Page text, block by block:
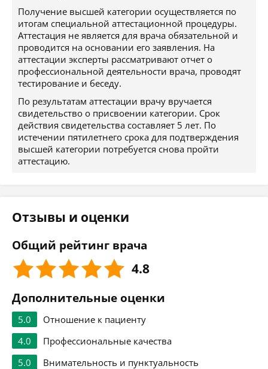
Получение высшей категории осуществляется по
итогам специальной аттестационной процедуры.
Аттестация не является для врача обязательной и
проводится на основании его заявления. На
аттестации эксперты рассматривают отчет о
профессиональной деятельности врача, проводят
тестирование и беседу.
По результатам аттестации врачу вручается
свидетельство о присвоении категории. Срок
действия свидетельства составляет 5 лет. По
истечении пятилетнего срока для подтверждения
высшей категории потребуется снова пройти
аттестацию.
Отзывы и оценки
Общий рейтинг врача
4.8
Дополнительные оценки
5.0
Отношение к пациенту
4.0
Профессиональные качества
5.0
Внимательность и пунктуальность